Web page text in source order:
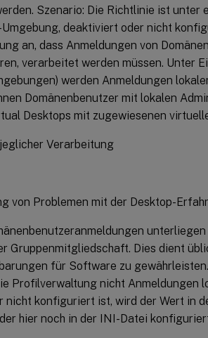
Szenario: Die Richtlinie ist
deaktiviert oder nicht
an, dass Anmeldungen von
verarbeitet werden müssen. Unter
werden Anmeldungen
Domänenbenutzer mit lokalen
Desktops mit zugewiesenen
Verarbeitung
von Problemen mit der Desktop-
Gruppenmitgliedschaft. Dies dient
für Software zu
Profilverwaltung nicht Anmeldungen
nicht konfiguriert ist, wird der Wert in
hier noch in der INI-Datei